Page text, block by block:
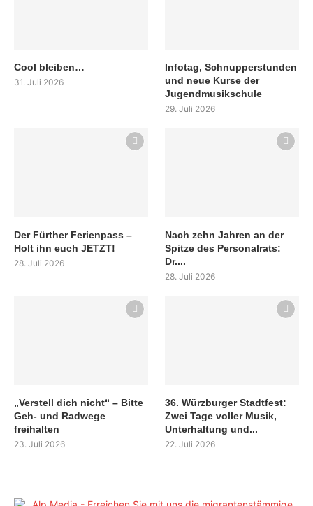
Cool bleiben…
31. Juli 2026
Infotag, Schnupperstunden
und neue Kurse der
Jugendmusikschule
29. Juli 2026
Der Fürther Ferienpass –
Holt ihn euch JETZT!
28. Juli 2026
Nach zehn Jahren an der
Spitze des Personalrats:
Dr....
28. Juli 2026
„Verstell dich nicht“ – Bitte
Geh- und Radwege
freihalten
23. Juli 2026
36. Würzburger Stadtfest:
Zwei Tage voller Musik,
Unterhaltung und...
22. Juli 2026